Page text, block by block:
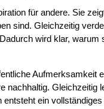
für andere. Sie
sind. Gleichzeitig
wird klar,
Aufmerksamkeit
nachhaltig. Gleichzeitig
ein